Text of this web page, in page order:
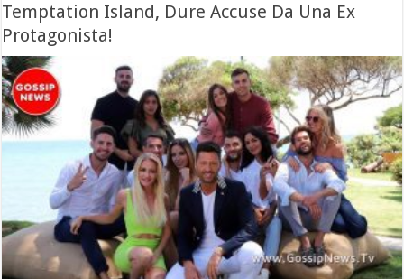
Temptation Island, Dure Accuse Da Una Ex
Protagonista!